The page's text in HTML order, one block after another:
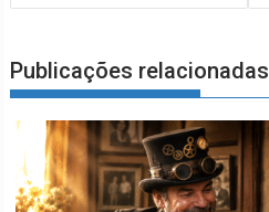
Publicações relacionadas